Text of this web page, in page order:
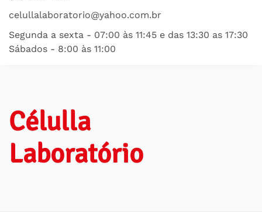
celullalaboratorio@yahoo.com.br
Segunda a sexta - 07:00 às 11:45 e das 13:30 as 17:30
Sábados - 8:00 às 11:00
Célulla
Laboratório